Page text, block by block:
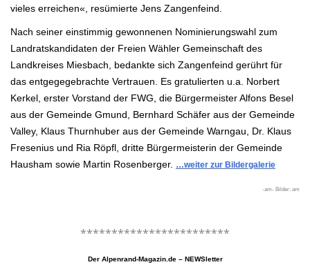
vieles erreichen«, resümierte Jens Zangenfeind.
Nach seiner einstimmig gewonnenen Nominierungswahl zum
Landratskandidaten der Freien Wähler Gemeinschaft des
Landkreises Miesbach, bedankte sich Zangenfeind gerührt für
das entgegegebrachte Vertrauen. Es gratulierten u.a. Norbert
Kerkel, erster Vorstand der FWG, die Bürgermeister Alfons Besel
aus der Gemeinde Gmund, Bernhard Schäfer aus der Gemeinde
Valley, Klaus Thurnhuber aus der Gemeinde Warngau, Dr. Klaus
Fresenius und Ria Röpfl, dritte Bürgermeisterin der Gemeinde
Hausham sowie Martin Rosenberger. …weiter zur Bildergalerie
-am- Bilder: am
************************
Der Alpenrand-Magazin.de – NEWSletter